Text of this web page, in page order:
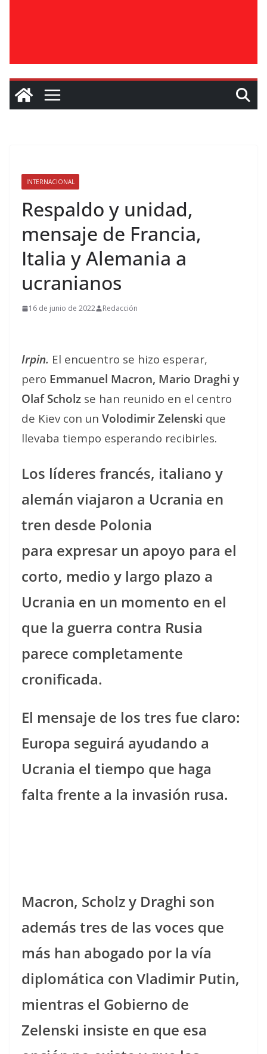
INTERNACIONAL
Respaldo y unidad,
mensaje de Francia,
Italia y Alemania a
ucranianos
16 de junio de 2022 Redacción
Irpin. El encuentro se hizo esperar,
pero Emmanuel Macron, Mario Draghi y
Olaf Scholz se han reunido en el centro
de Kiev con un Volodimir Zelenski que
llevaba tiempo esperando recibirles.
Los líderes francés, italiano y
alemán viajaron a Ucrania en
tren desde Polonia
para expresar un apoyo para el
corto, medio y largo plazo a
Ucrania en un momento en el
que la guerra contra Rusia
parece completamente
cronificada.
El mensaje de los tres fue claro:
Europa seguirá ayudando a
Ucrania el tiempo que haga
falta frente a la invasión rusa.
Macron, Scholz y Draghi son
además tres de las voces que
más han abogado por la vía
diplomática con Vladimir Putin,
mientras el Gobierno de
Zelenski insiste en que esa